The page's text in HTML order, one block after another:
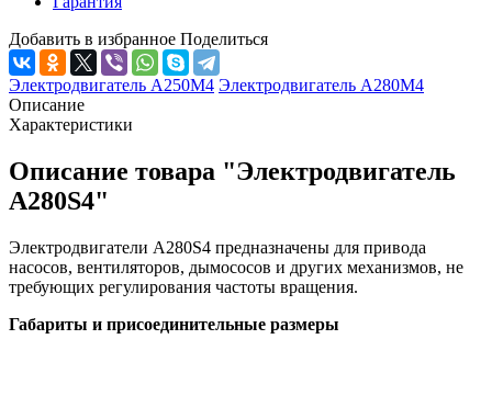
Добавить в избранное Поделиться
Электродвигатель А250М4 Электродвигатель А280М4
Описание
Характеристики
Описание товара "Электродвигатель
А280S4"
Электродвигатели A280S4 предназначены для привода
насосов, вентиляторов, дымососов и других механизмов, не
требующих регулирования частоты вращения.
Габариты и присоединительные размеры